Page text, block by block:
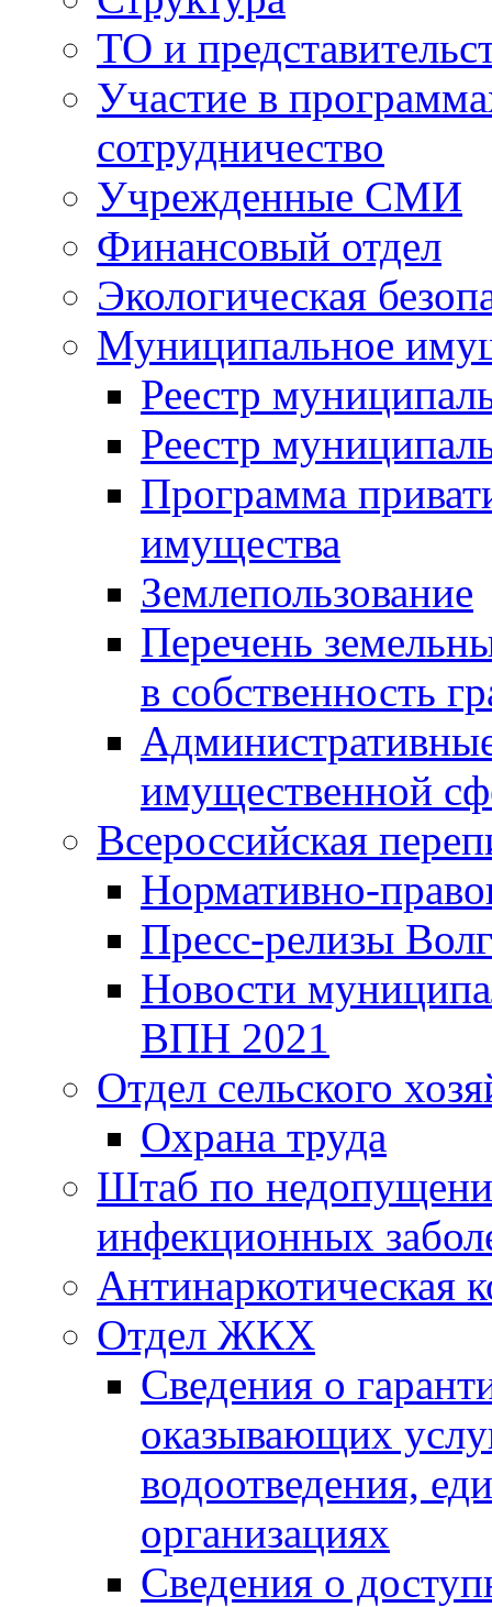
ТО и
Участие в
сотрудничество
Учрежденные СМИ
Финансовый отдел
Экологическая
Муниципальное
Реестр
Реестр
Программа
имущества
Землепользование
Перечень
в собственность
имущественной
Всероссийская
Нормативно-
Пресс-релизы
Новости
ВПН 2021
Отдел сельского
Охрана труда
Штаб по
инфекционных
Антинаркотическая
Отдел ЖКХ
Сведения о
оказывающих
водоотведения,
организациях
Сведения о